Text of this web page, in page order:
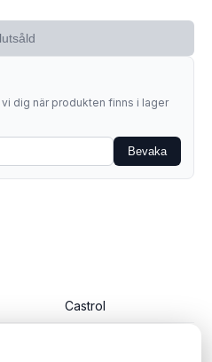
dig när produkten finns i lager
Bevaka
Castrol